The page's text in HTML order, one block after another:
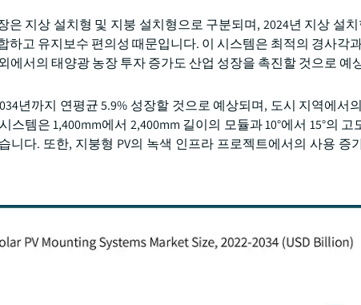
은 지상 설치형 및 지붕 설치형으로 구분되며, 2024년 지상 설
하고 유지보수 편의성 때문입니다. 이 시스템은 최적의 경사각
에서의 태양광 농장 투자 증가도 산업 성장을 촉진할 것으로 예
년까지 연평균 5.9% 성장할 것으로 예상되며, 도시 지역에서
스템은 1,400mm에서 2,400mm 길이의 모듈과 10°에서 15°의
니다. 또한, 지붕형 PV의 녹색 인프라 프로젝트에서의 사용 증